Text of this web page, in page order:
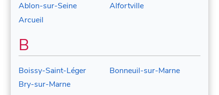
Ablon-sur-Seine
Alfortville
Arcueil
B
Boissy-Saint-Léger
Bonneuil-sur-Marne
Bry-sur-Marne